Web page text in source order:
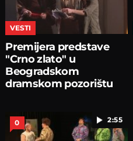
VESTI
Premijera predstave
"Crno zlato" u
Beogradskom
dramskom pozorištu
2:55
0